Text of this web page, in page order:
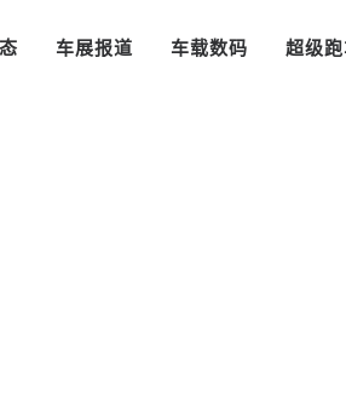
车展报道 车载数码 超级